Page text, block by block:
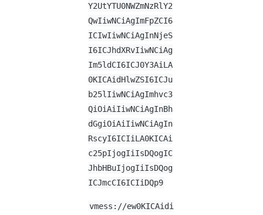
Y2UtYTU0NWZmNzRlY2
QwIiwNCiAgImFpZCI6
ICIwIiwNCiAgInNjeS
I6ICJhdXRvIiwNCiAg
Im5ldCI6ICJ0Y3AiLA
0KICAidHlwZSI6ICJu
b25lIiwNCiAgImhvc3
QiOiAiIiwNCiAgInBh
dGgiOiAiIiwNCiAgIn
RscyI6ICIiLA0KICAi
c25pIjogIiIsDQogIC
JhbHBuIjogIiIsDQog
ICJmcCI6ICIiDQp9
vmess://ew0KICAidi